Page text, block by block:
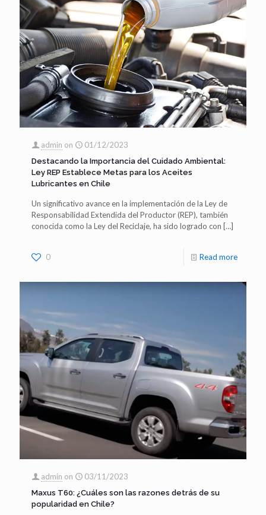
admin on 01/12/2023
Destacando la Importancia del Cuidado Ambiental:
Ley REP Establece Metas para los Aceites
Lubricantes en Chile
Un significativo avance en la implementación de la Ley de
Responsabilidad Extendida del Productor (REP), también
conocida como la Ley del Reciclaje, ha sido logrado con […]
0 Read more
admin on 03/11/2023
Maxus T60: ¿Cuáles son las razones detrás de su
popularidad en Chile?